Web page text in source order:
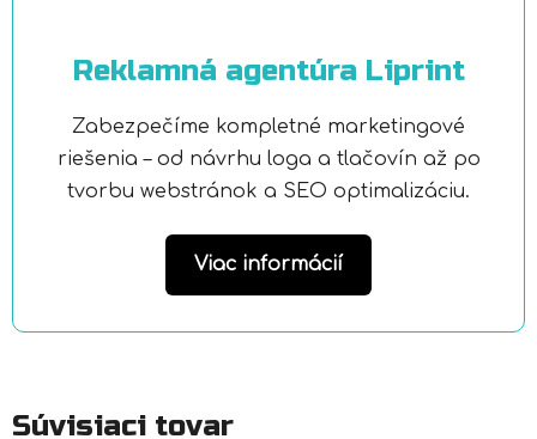
Reklamná agentúra Liprint
Zabezpečíme kompletné marketingové
riešenia – od návrhu loga a tlačovín až po
tvorbu webstránok a SEO optimalizáciu.
Viac informácií
Súvisiaci tovar